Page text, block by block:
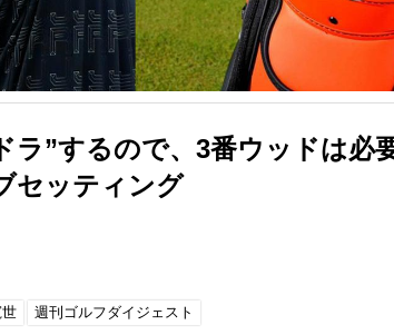
ラ”するので、3番ウッドは必
セッティング
週刊ゴルフダイジェスト